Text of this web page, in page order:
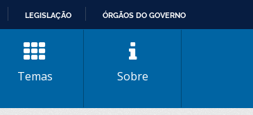
LEGISLAÇÃO ÓRGÃOS DO GOVERNO
Temas Sobre